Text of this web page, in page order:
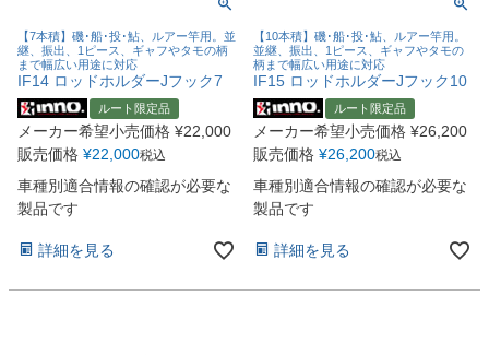
【7本積】磯･船･投･鮎、ルアー竿用。並
継、振出、1ピース、ギャフやタモの柄
まで幅広い用途に対応
IF14 ロッドホルダーJフック7
ルート限定品
メーカー希望小売価格 ¥22,000
販売価格 ¥22,000税込
車種別適合情報の確認が必要な
製品です
詳細を見る
【10本積】磯･船･投･鮎、ルアー竿用。
並継、振出、1ピース、ギャフやタモの
柄まで幅広い用途に対応
IF15 ロッドホルダーJフック10
ルート限定品
メーカー希望小売価格 ¥26,200
販売価格 ¥26,200税込
車種別適合情報の確認が必要な
製品です
詳細を見る